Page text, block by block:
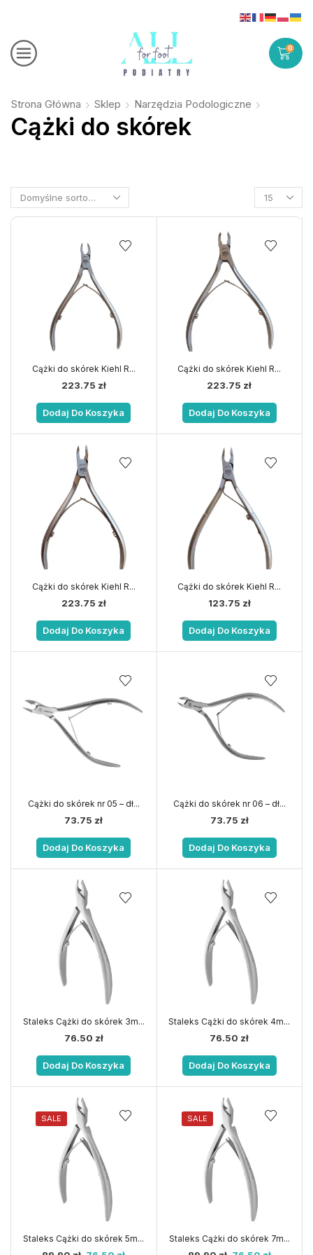
0
Strona Główna Sklep Narzędzia Podologiczne
Cążki do skórek
Cążki do skórek Kiehl R...
223.75 zł
Dodaj Do Koszyka
Cążki do skórek Kiehl R...
223.75 zł
Dodaj Do Koszyka
Cążki do skórek Kiehl R...
223.75 zł
Dodaj Do Koszyka
Cążki do skórek Kiehl R...
123.75 zł
Dodaj Do Koszyka
Cążki do skórek nr 05 – dł...
73.75 zł
Dodaj Do Koszyka
Cążki do skórek nr 06 – dł...
73.75 zł
Dodaj Do Koszyka
Staleks Cążki do skórek 3m...
76.50 zł
Dodaj Do Koszyka
Staleks Cążki do skórek 4m...
76.50 zł
Dodaj Do Koszyka
SALE
Staleks Cążki do skórek 5m...
SALE
Staleks Cążki do skórek 7m...